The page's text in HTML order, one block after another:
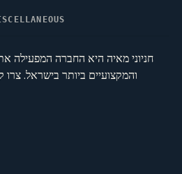
חניוני מאיה היא החברה המפעילה
והמקצועיים ביותר בישראל.